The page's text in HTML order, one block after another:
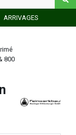
ARRIVAGES
800